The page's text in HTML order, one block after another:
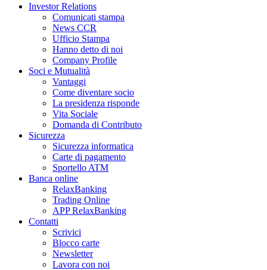
Investor Relations
Comunicati stampa
News CCR
Ufficio Stampa
Hanno detto di noi
Company Profile
Soci e Mutualità
Vantaggi
Come diventare socio
La presidenza risponde
Vita Sociale
Domanda di Contributo
Sicurezza
Sicurezza informatica
Carte di pagamento
Sportello ATM
Banca online
RelaxBanking
Trading Online
APP RelaxBanking
Contatti
Scrivici
Blocco carte
Newsletter
Lavora con noi